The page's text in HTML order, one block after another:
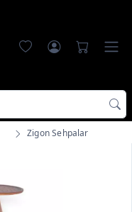
Zigon Sehpalar